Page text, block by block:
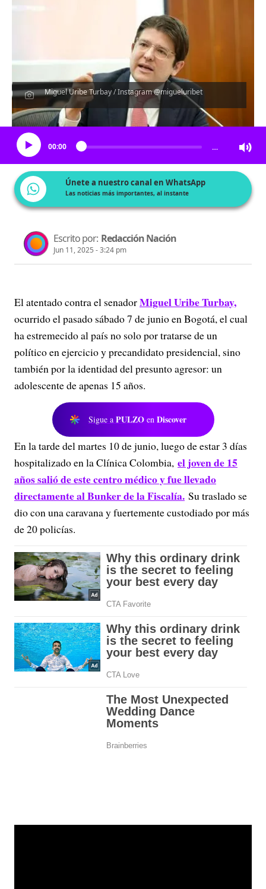
Miguel Uribe Turbay / Instagram @migueluribet
Escucha el artículo
00:00 …
Únete a nuestro canal en WhatsApp
Las noticias más importantes, al instante
Escrito por: Redacción Nación
Jun 11, 2025 - 3:24 pm
El atentado contra el senadorMiguel Uribe Turbay,
ocurrido el pasado sábado 7 de junio en Bogotá, el cual
ha estremecido al país no solo por tratarse de un
político en ejercicio y precandidato presidencial, sino
también por la identidad del presunto agresor: un
adolescente de apenas 15 años.
Sigue a PULZO en Discover
En la tarde del martes 10 de junio, luego de estar 3 días
hospitalizado en la Clínica Colombia, el joven de 15
años salió de este centro médico y fue llevado
directamente al Bunker de la Fiscalía. Su traslado se
dio con una caravana y fuertemente custodiado por más
de 20 policías.